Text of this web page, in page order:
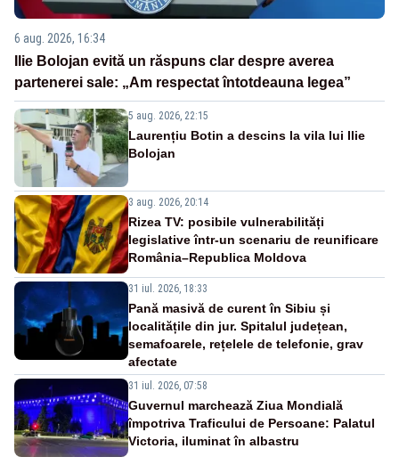
6 aug. 2026, 16:34
Ilie Bolojan evită un răspuns clar despre averea
partenerei sale: „Am respectat întotdeauna legea”
5 aug. 2026, 22:15
Laurențiu Botin a descins la vila lui Ilie
Bolojan
3 aug. 2026, 20:14
Rizea TV: posibile vulnerabilități
legislative într-un scenariu de reunificare
România–Republica Moldova
31 iul. 2026, 18:33
Pană masivă de curent în Sibiu și
localitățile din jur. Spitalul județean,
semafoarele, rețelele de telefonie, grav
afectate
31 iul. 2026, 07:58
Guvernul marchează Ziua Mondială
împotriva Traficului de Persoane: Palatul
Victoria, iluminat în albastru